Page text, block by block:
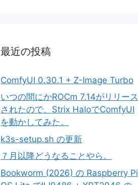
最近の投稿
ComfyUI 0.30.1 + Z-Image Turbo
いつの間にかROCm 7.14がリリース
されたので、Strix HaloでComfyUI
を動かしてみた。
k3s-setup.sh の更新
７月以降どうなることやら。
Bookworm (2026) の Raspberry Pi